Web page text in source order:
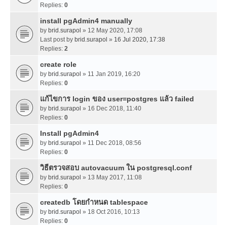
Replies: 0
install pgAdmin4 manually
by brid.surapol » 12 May 2020, 17:08
Last post by brid.surapol » 16 Jul 2020, 17:38
Replies: 2
create role
by brid.surapol » 11 Jan 2019, 16:20
Replies: 0
แก้ไขการ login ของ user=postgres แล้ว failed
by brid.surapol » 16 Dec 2018, 11:40
Replies: 0
Install pgAdmin4
by brid.surapol » 11 Dec 2018, 08:56
Replies: 0
วิธีตรวจสอบ autovacuum ใน postgresql.conf
by brid.surapol » 13 May 2017, 11:08
Replies: 0
createdb โดยกำหนด tablespace
by brid.surapol » 18 Oct 2016, 10:13
Replies: 0